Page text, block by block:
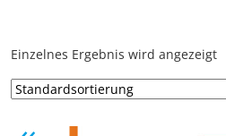
Einzelnes Ergebnis wird angezeigt